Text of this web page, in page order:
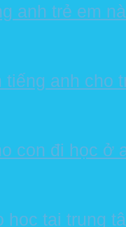
anh trẻ em
tiếng anh cho
con đi học ở
học tại trung